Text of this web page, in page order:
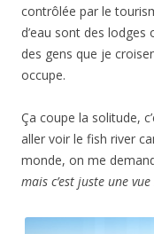
contrôlée par le
d’eau sont des
des gens que je
occupe.
Ça coupe la solitude,
aller voir le fish river
monde, on me
mais c’est juste une